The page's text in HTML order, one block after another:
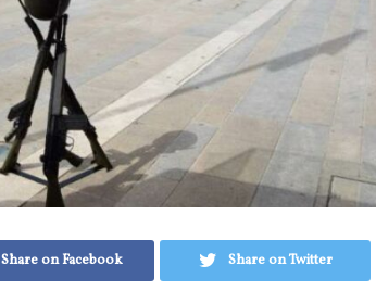
Share on Facebook Share on Twitter